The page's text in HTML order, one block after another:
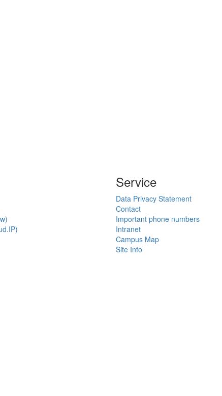
Service
Data Privacy Statement
Contact
Important phone numbers
Intranet
Campus Map
Site Info